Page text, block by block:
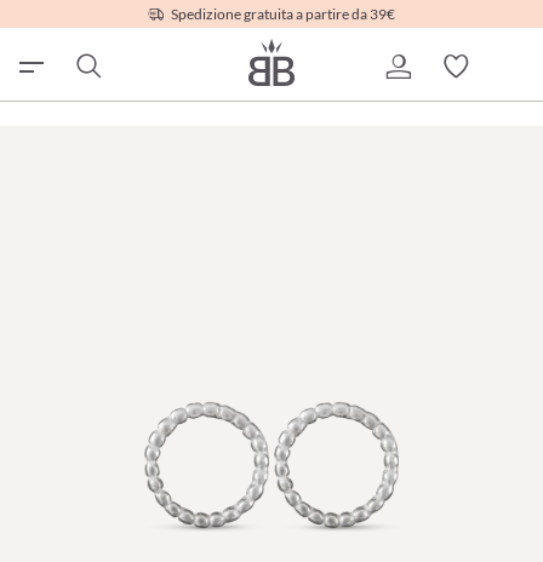
Spedizione gratuita a partire da 39€